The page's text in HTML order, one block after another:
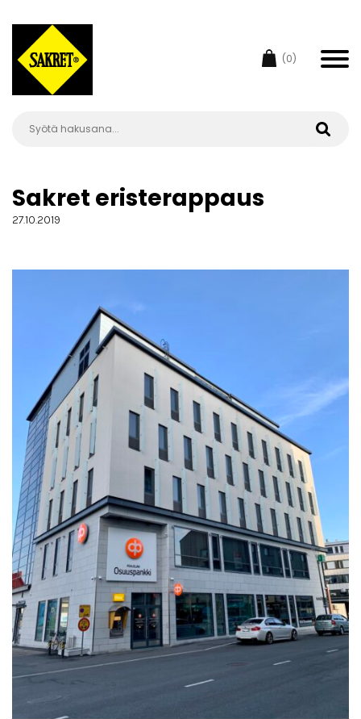
(0)
Sakret eristerappaus
27.10.2019